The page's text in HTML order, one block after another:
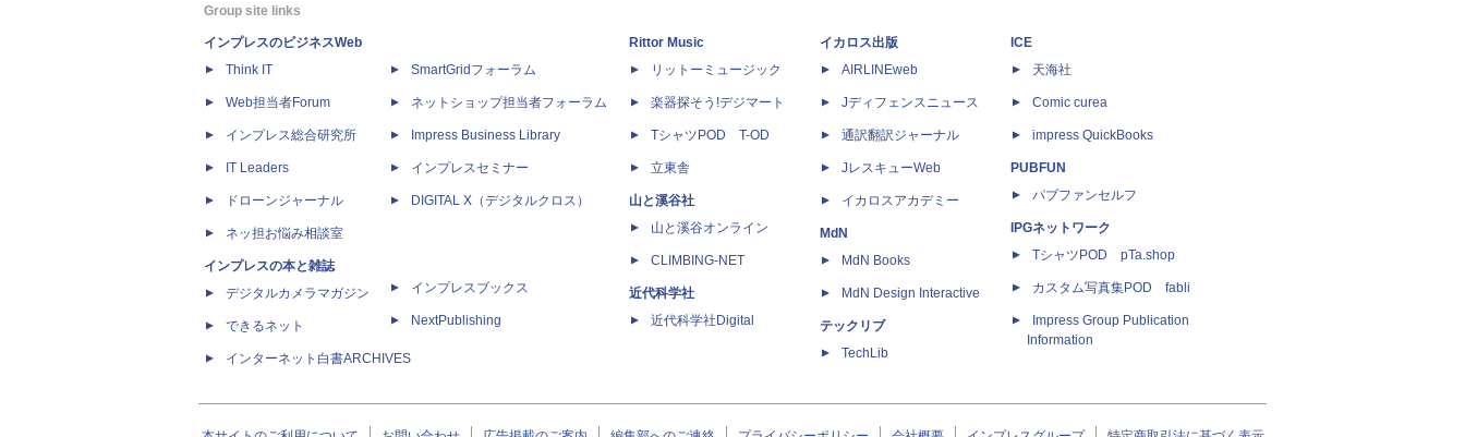
Group site links
インプレスのビジネスWeb
Think IT
Web担当者Forum
インプレス総合研究所
IT Leaders
ドローンジャーナル
ネッ担お悩み相談室
インプレスの本と雑誌
デジタルカメラマガジン
できるネット
インターネット白書ARCHIVES
SmartGridフォーラム
ネットショップ担当者フォーラム
Impress Business Library
インプレスセミナー
DIGITAL X（デジタルクロス）
インプレスブックス
NextPublishing
Rittor Music
リットーミュージック
楽器探そう!デジマート
TシャツPOD T-OD
立東舎
山と溪谷社
山と溪谷オンライン
CLIMBING-NET
近代科学社
近代科学社Digital
イカロス出版
AIRLINEweb
Jディフェンスニュース
通訳翻訳ジャーナル
JレスキューWeb
イカロスアカデミー
MdN
MdN Books
MdN Design Interactive
テックリブ
TechLib
ICE
天海社
Comic curea
impress QuickBooks
PUBFUN
パブファンセルフ
IPGネットワーク
TシャツPOD pTa.shop
カスタム写真集POD fabli
Impress Group Publication
Information